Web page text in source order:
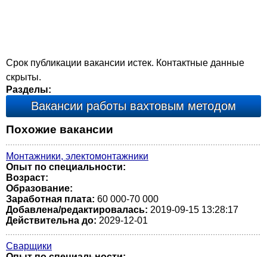
Срок публикации вакансии истек. Контактные данные
скрыты.
Разделы:
Вакансии работы вахтовым методом
Похожие вакансии
Монтажники, электомонтажники
Опыт по специальности:
Возраст:
Образование:
Заработная плата: 60 000-70 000
Добавлена/редактировалась: 2019-09-15 13:28:17
Действительна до: 2029-12-01
Сварщики